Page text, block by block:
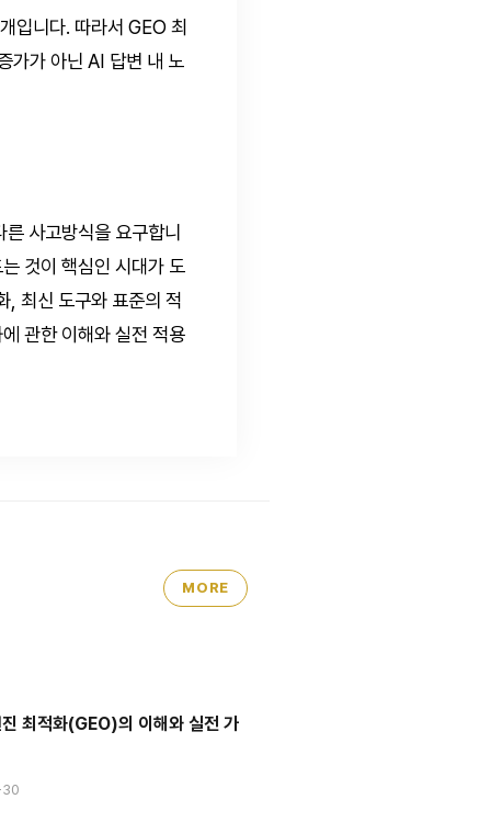
입니다. 따라서 GEO 최
가가 아닌 AI 답변 내 노
사고방식을 요구합니
것이 핵심인 시대가 도
, 최신 도구와 표준의 적
관한 이해와 실전 적용
MORE
최적화(GEO)의 이해와 실전 가